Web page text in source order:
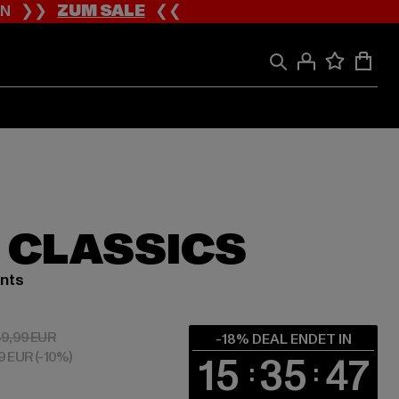
❯❯ZUM SALE❮❮
EUR
EURAktionspreis: 39,99 EUR
EUR(-10%)
-18% DEAL ENDET IN
15 35 47